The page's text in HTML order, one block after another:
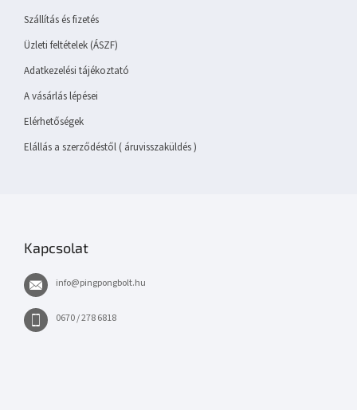
Szállítás és fizetés
Üzleti feltételek (ÁSZF)
Adatkezelési tájékoztató
A vásárlás lépései
Elérhetőségek
Elállás a szerződéstől ( áruvisszaküldés )
Kapcsolat
info@pingpongbolt.hu
0670 / 278 6818